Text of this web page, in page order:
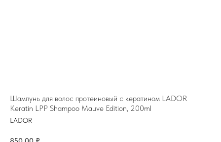
Шампунь для волос протеиновый с кератином LADOR
Keratin LPP Shampoo Mauve Edition, 200ml
LADOR